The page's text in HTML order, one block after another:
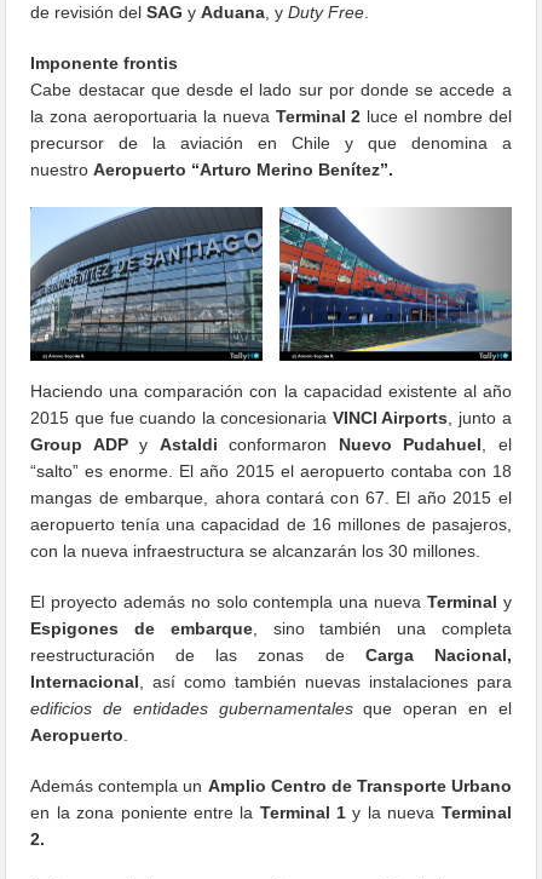
de revisión delSAG yAduana , yDuty Free
Imponente frontis
Cabe destacar que desde el lado sur por donde se accede a
la zona aeroportuaria la nueva Terminal 2 luce el nombre del
precursor de la aviación en Chile y que denomina a
nuestroAeropuerto “Arturo Merino Benítez”.
Haciendo una comparación con la capacidad existente al año
2015 que fue cuando la concesionaria VINCI Airports , junto a
Group ADPy Astaldi conformaron Nuevo Pudahuel , el
“salto” es enorme. El año 2015 el aeropuerto contaba con 18
mangas de embarque, ahora contará con 67. El año 2015 el
aeropuerto tenía una capacidad de 16 millones de pasajeros,
con la nueva infraestructura se alcanzarán los 30 millones.
El proyecto además no solo contempla una nueva Terminal y
Espigones de embarque, sino también una completa
reestructuración de las zonas de Carga Nacional,
Internacional , así como también nuevas instalaciones para
edificios de entidades gubernamentalesque operan en el
Aeropuerto
Además contempla un Amplio Centro de Transporte Urbano
en la zona poniente entre la Terminal 1 y la nueva Terminal
2.